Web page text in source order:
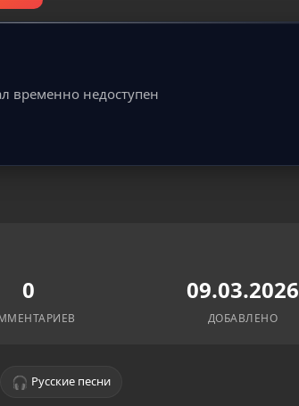
временно недоступен
0 09.03.2026
ДОБАВЛЕНО
🎧 Русские песни